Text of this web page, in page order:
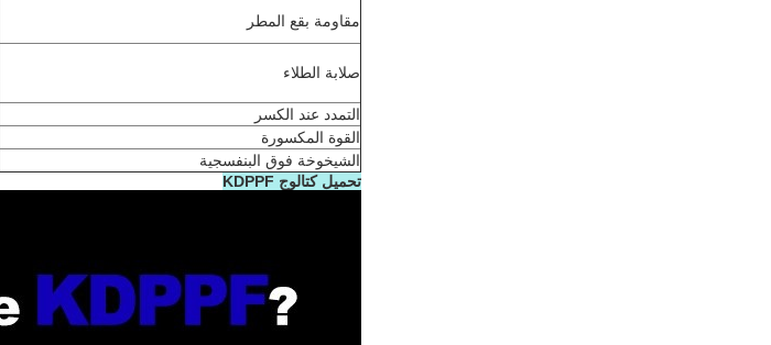
مقاومة بقع المطر
صلابة الطلاء
التمدد عند الكسر
القوة المكسورة
الشيخوخة فوق البنفسجية
تحميل كتالوج KDPPF